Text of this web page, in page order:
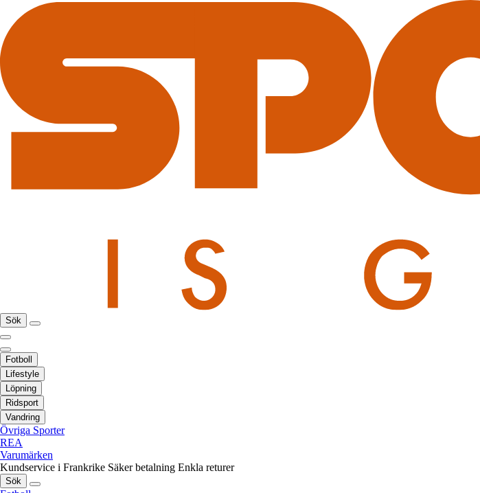
Sök
Fotboll
Lifestyle
Löpning
Ridsport
Vandring
Övriga Sporter
REA
Varumärken
Kundservice i Frankrike Säker betalning Enkla returer
Sök